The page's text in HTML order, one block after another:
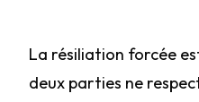
La résiliation forcée
deux parties ne